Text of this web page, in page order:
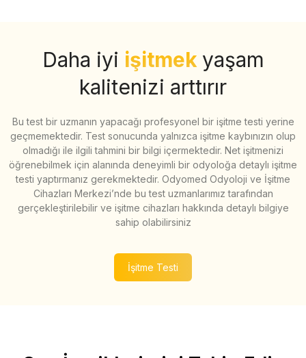
Daha iyi işitmek yaşam
kalitenizi arttırır
Bu test bir uzmanın yapacağı profesyonel bir işitme testi yerine
geçmemektedir. Test sonucunda yalnızca işitme kaybınızın olup
olmadığı ile ilgili tahmini bir bilgi içermektedir. Net işitmenizi
öğrenebilmek için alanında deneyimli bir odyoloğa detaylı işitme
testi yaptırmanız gerekmektedir. Odyomed Odyoloji ve İşitme
Cihazları Merkezi’nde bu test uzmanlarımız tarafından
gerçekleştirilebilir ve işitme cihazları hakkında detaylı bilgiye
sahip olabilirsiniz
İşitme Testi